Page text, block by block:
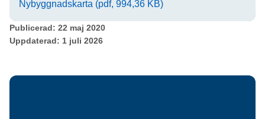
Nybyggnadskarta (pdf, 994,36 KB)
Publicerad: 22 maj 2020
Uppdaterad: 1 juli 2026